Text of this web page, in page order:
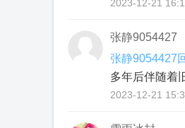
2023-12-21
张静9054427
张静9054427
多年后伴随着
2023-12-21